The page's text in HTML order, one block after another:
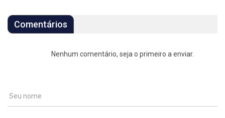
Comentários
Nenhum comentário, seja o primeiro a enviar.